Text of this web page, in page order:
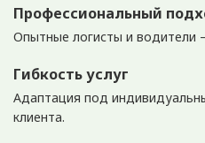
Профессиональный
Опытные логисты и водители
Гибкость услуг
Адаптация под
клиента.